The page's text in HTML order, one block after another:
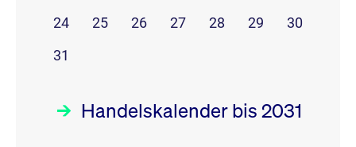
24
25 26 27 28 29
30
31
Handelskalender bis 2031